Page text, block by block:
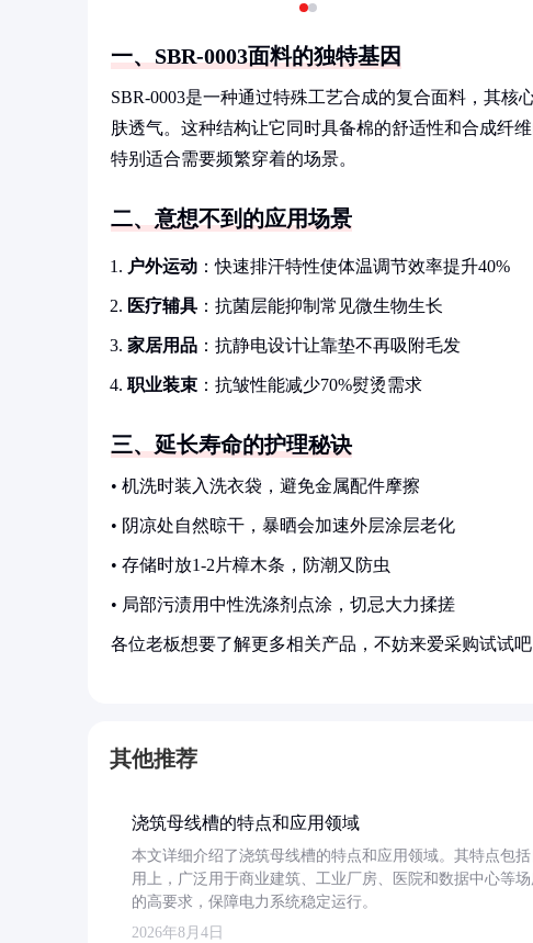
一、SBR-0003面料的独特基因
SBR-0003是一种通过特殊工艺合成的复合面料，其
肤透气。这种结构让它同时具备棉的舒适性和合成纤
特别适合需要频繁穿着的场景。
二、意想不到的应用场景
户外运动 ：快速排汗特性使体温调节效率提升40%
医疗辅具 ：抗菌层能抑制常见微生物生长
家居用品 ：抗静电设计让靠垫不再吸附毛发
职业装束 ：抗皱性能减少70%熨烫需求
三、延长寿命的护理秘诀
• 机洗时装入洗衣袋，避免金属配件摩擦
• 阴凉处自然晾干，暴晒会加速外层涂层老化
• 存储时放1-2片樟木条，防潮又防虫
• 局部污渍用中性洗涤剂点涂，切忌大力揉搓
各位老板想要了解更多相关产品，不妨来爱采购试试
其他推荐
浇筑母线槽的特点和应用领域
本文详细介绍了浇筑母线槽的特点和应用领域。其特点包
用上，广泛用于商业建筑、工业厂房、医院和数据中心等
的高要求，保障电力系统稳定运行。
2026年8月4日